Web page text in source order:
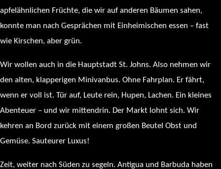
apfelähnlichen Früchte, die wir auf anderen Bäumen sahen,
konnte man nach Gesprächen mit Einheimischen essen – fast
wie Kirschen, aber grün.
Wir wollen auch in die Hauptstadt St. Johns. Also nehmen wir
den alten, klapperigen Minivanbus. Ohne Fahrplan. Er fährt,
wenn er voll ist. Tür auf, Leute rein, Hupen, Lachen. Ein kleines
Abenteuer – und wir mittendrin. Der Markt lohnt sich. Wir
kehren an Bord zurück mit einem großen Beutel Obst und
Gemüse. Sauteurer Luxus!
Zeit, weiter nach Süden zu segeln. Antigua und Barbuda haben